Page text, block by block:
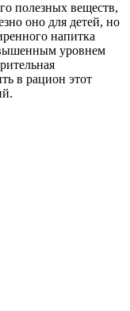
полезных веществ,
оно для детей, но
напитка
уровнем
в рацион этот